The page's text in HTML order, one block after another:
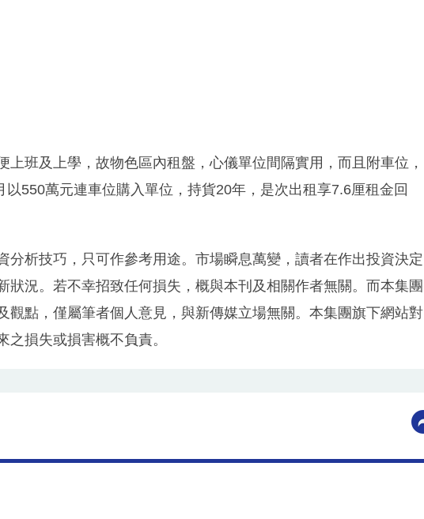
上班及上學，故物色區內租盤，心儀單位間隔實用，而且附車位，
以550萬元連車位購入單位，持貨20年，是次出租享7.6厘租金回
分析技巧，只可作參考用途。市場瞬息萬變，讀者在作出投資決定
狀況。若不幸招致任何損失，概與本刊及相關作者無關。而本集團
觀點，僅屬筆者個人意見，與新傳媒立場無關。本集團旗下網站對
之損失或損害概不負責。